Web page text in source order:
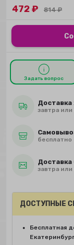
472 ₽ 814₽
Задать вопрос
Доставка
завтра
бесплатно
завтра
ДОСТУПНЫЕ
Бесплатная